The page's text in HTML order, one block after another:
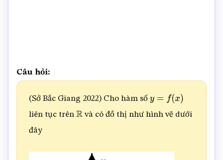
Câu hỏi:
(Sở Bắc Giang 2022) Cho hàm số y =f( x )
liên tục trên R và có đồ thị như hình vẽ dưới
đây